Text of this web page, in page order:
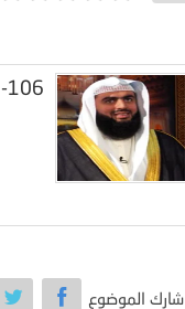
106- سورة قريش
شارك الموضوع